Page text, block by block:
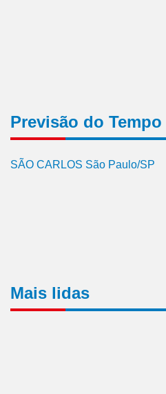
Previsão do Tempo
SÃO CARLOS São Paulo/SP
Mais lidas